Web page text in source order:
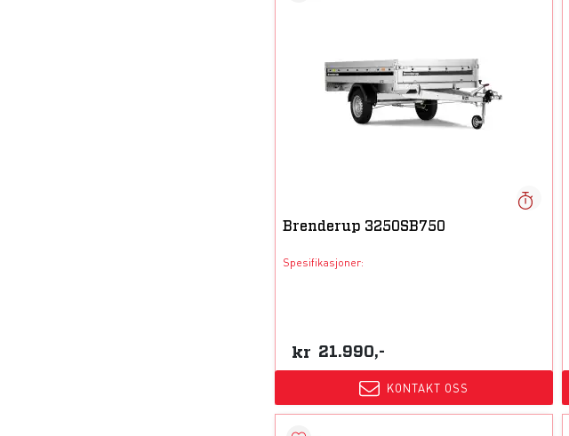
Brenderup 3250SB750
Spesifikasjoner:
kr 21.990,-
KONTAKT OSS